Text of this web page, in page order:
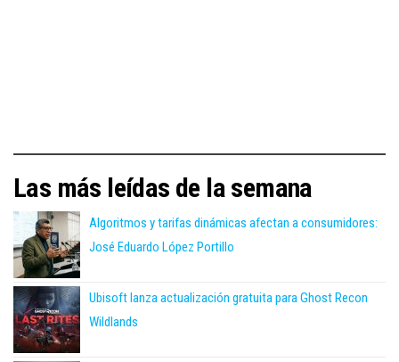
Las más leídas de la semana
Algoritmos y tarifas dinámicas afectan a consumidores:
José Eduardo López Portillo
Ubisoft lanza actualización gratuita para Ghost Recon
Wildlands